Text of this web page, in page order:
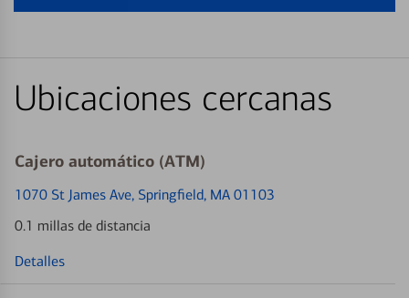
Ubicaciones cercanas
Cajero automático (ATM)
1070 St James Ave, Springfield, MA 01103
0.1 millas de distancia
Detalles